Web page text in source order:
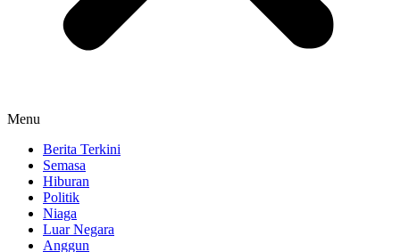
Menu
Berita Terkini
Semasa
Hiburan
Politik
Niaga
Luar Negara
Anggun